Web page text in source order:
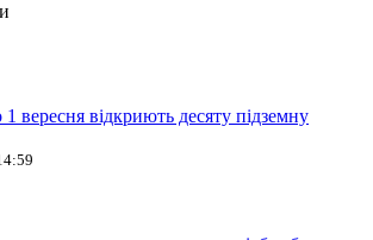
вересня відкриють десяту підземну